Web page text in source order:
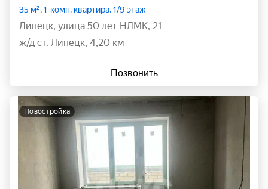
35 м², 1-комн. квартира, 1/9 этаж
Липецк, улица 50 лет НЛМК, 21
ж/д ст. Липецк, 4,20 км
Позвонить
новостройка